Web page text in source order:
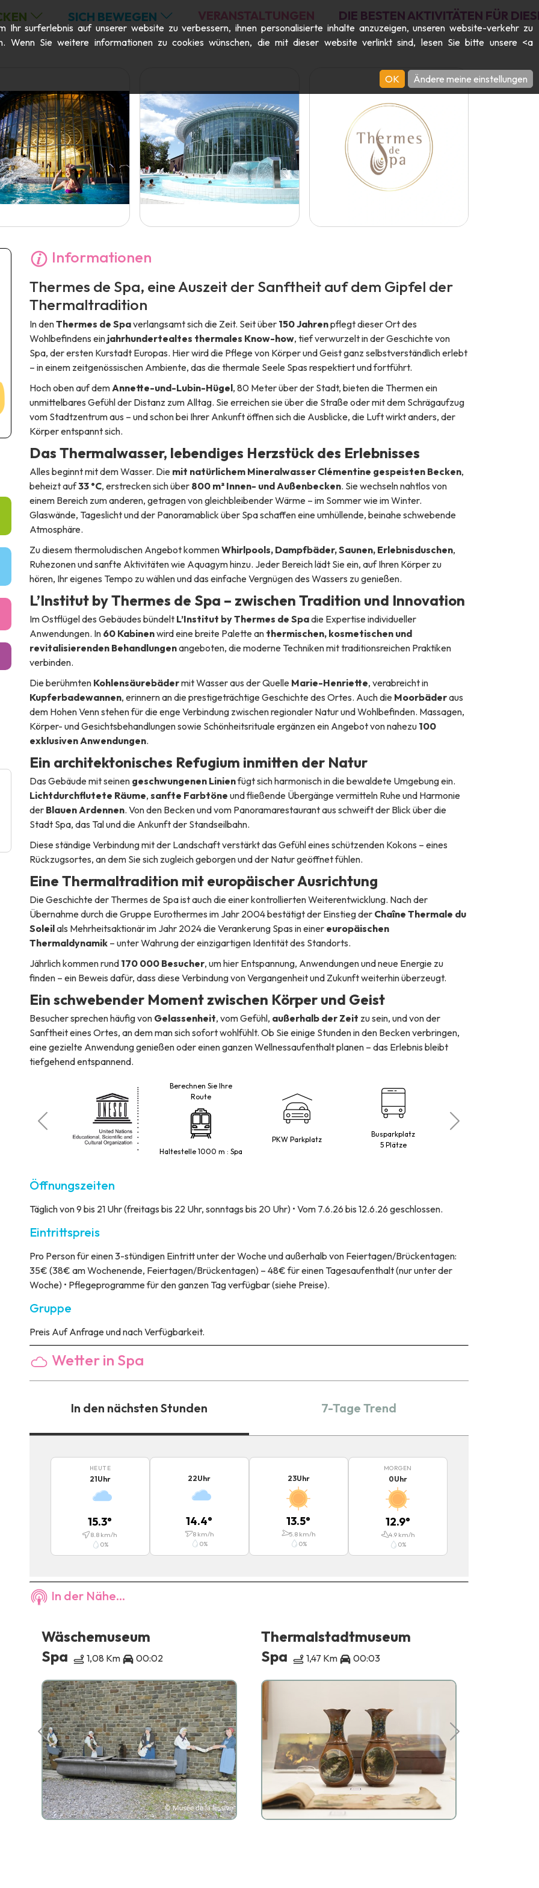
SICH BEWEGEN VERANSTALTUNGEN DIE BESTEN AKTIVITÄTEN FÜR
Informationen
Thermes de Spa, eine Auszeit der Sanftheit auf dem Gipfel der
Thermaltradition
In denThermes de Spaverlangsamt sich die Zeit. Seit über 150 Jahrenpflegt dieser Ort des
Wohlbefindens ein jahrhundertealtes thermales Know-how, tief verwurzelt in der Geschichte von
Spa, der ersten Kurstadt Europas. Hier wird die Pflege von Körper und Geist ganz selbstverständlich erlebt
– in einem zeitgenössischen Ambiente, das die thermale Seele Spas respektiert und fortführt.
Hoch oben auf demAnnette-und-Lubin-Hügel, 80 Meter über der Stadt, bieten die Thermen ein
unmittelbares Gefühl der Distanz zum Alltag. Sie erreichen sie über die Straße oder mit dem Schrägaufzug
vom Stadtzentrum aus – und schon bei Ihrer Ankunft öffnen sich die Ausblicke, die Luft wirkt anders, der
Körper entspannt sich.
Das Thermalwasser, lebendiges Herzstück des Erlebnisses
Alles beginnt mit dem Wasser. Die mit natürlichem Mineralwasser Clémentine gespeisten Becken,
beheizt auf33 °C, erstrecken sich über 800 m² Innen- und Außenbecken. Sie wechseln nahtlos von
einem Bereich zum anderen, getragen von gleichbleibender Wärme – im Sommer wie im Winter.
Glaswände, Tageslicht und der Panoramablick über Spa schaffen eine umhüllende, beinahe schwebende
Atmosphäre.
Zu diesem thermoludischen Angebot kommenWhirlpools, Dampfbäder, Saunen, Erlebnisduschen,
Ruhezonen und sanfte Aktivitäten wie Aquagym hinzu. Jeder Bereich lädt Sie ein, auf Ihren Körper zu
hören, Ihr eigenes Tempo zu wählen und das einfache Vergnügen des Wassers zu genießen.
L’Institut by Thermes de Spa – zwischen Tradition und Innovation
Im Ostflügel des Gebäudes bündelt L’Institut by Thermes de Spadie Expertise individueller
Anwendungen. In 60 Kabinenwird eine breite Palette an thermischen, kosmetischen und
revitalisierenden Behandlungenangeboten, die moderne Techniken mit traditionsreichen Praktiken
verbinden.
Die berühmten Kohlensäurebädermit Wasser aus der Quelle Marie-Henriette, verabreicht in
Kupferbadewannen, erinnern an die prestigeträchtige Geschichte des Ortes. Auch die Moorbäderaus
dem Hohen Venn stehen für die enge Verbindung zwischen regionaler Natur und Wohlbefinden. Massagen,
Körper- und Gesichtsbehandlungen sowie Schönheitsrituale ergänzen ein Angebot von nahezu 100
exklusiven Anwendungen.
Ein architektonisches Refugium inmitten der Natur
Das Gebäude mit seinen geschwungenen Linienfügt sich harmonisch in die bewaldete Umgebung ein.
Lichtdurchflutete Räume, sanfte Farbtöne und fließende Übergänge vermitteln Ruhe und Harmonie
der Blauen Ardennen. Von den Becken und vom Panoramarestaurant aus schweift der Blick über die
Stadt Spa, das Tal und die Ankunft der Standseilbahn.
Diese ständige Verbindung mit der Landschaft verstärkt das Gefühl eines schützenden Kokons – eines
Rückzugsortes, an dem Sie sich zugleich geborgen und der Natur geöffnet fühlen.
Eine Thermaltradition mit europäischer Ausrichtung
Die Geschichte der Thermes de Spa ist auch die einer kontrollierten Weiterentwicklung. Nach der
Übernahme durch die Gruppe Eurothermes im Jahr 2004 bestätigt der Einstieg der Chaîne Thermale du
Soleilals Mehrheitsaktionär im Jahr 2024 die Verankerung Spas in einer europäischen
Thermaldynamik– unter Wahrung der einzigartigen Identität des Standorts.
Jährlich kommen rund 170 000 Besucher, um hier Entspannung, Anwendungen und neue Energie zu
finden – ein Beweis dafür, dass diese Verbindung von Vergangenheit und Zukunft weiterhin überzeugt.
Ein schwebender Moment zwischen Körper und Geist
Besucher sprechen häufig von Gelassenheit, vom Gefühl, außerhalb der Zeit zu sein, und von der
Sanftheit eines Ortes, an dem man sich sofort wohlfühlt. Ob Sie einige Stunden in den Becken verbringen,
eine gezielte Anwendung genießen oder einen ganzen Wellnessaufenthalt planen – das Erlebnis bleibt
tiefgehend entspannend.
Berechnen Sie Ihre
Route
Haltestelle 1000 m : Spa
PKW Parkplatz
Busparkplatz
5 Plätze
Öffnungszeiten
Täglich von 9 bis 21 Uhr (freitags bis 22 Uhr, sonntags bis 20 Uhr) • Vom 7.6.26 bis 12.6.26 geschlossen.
Eintrittspreis
Pro Person für einen 3-stündigen Eintritt unter der Woche und außerhalb von Feiertagen/Brückentagen:
35€ (38€ am Wochenende, Feiertagen/Brückentagen) – 48€ für einen Tagesaufenthalt (nur unter der
Woche) • Pflegeprogramme für den ganzen Tag verfügbar (siehe Preise).
Gruppe
Preis Auf Anfrage und nach Verfügbarkeit.
Wetter in Spa
In den nächsten Stunden 7-Tage Trend
HEUTE
21Uhr
15.3°
8.8 km/h
0%
22Uhr
14.4°
8km/h
0%
23Uhr
13.5°
5.8 km/h
0%
MORGEN
0Uhr
12.9°
4.9km/h
0%
In der Nähe...
Wäschemuseum
Spa
1,08 Km 00:02
Thermalstadtmuseum
Spa
1,47 Km 00:03
surferlebnis auf unserer website zu verbessern, ihnen personalisierte inhalte anzuzeigen, unseren website-verkehr zu
Wenn Sie weitere informationen zu cookies wünschen, die mit dieser website verlinkt sind, lesen Sie bitte unsere <a
OK
Ändere meine einstellungen